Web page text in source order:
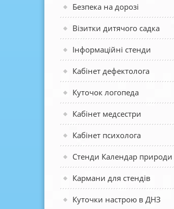
Безпека на дорозі
Візитки дитячого садка
Інформаційні стенди
Кабінет дефектолога
Куточок логопеда
Кабінет медсестри
Кабінет психолога
Стенди Календар природи
Кармани для стендів
Куточки настрою в ДНЗ